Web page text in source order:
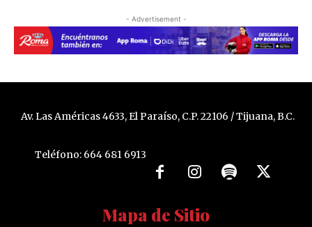
- Advertisement -
Av. Las Américas 4633, El Paraíso, C.P. 22106 / Tijuana, B.C.
Teléfono: 664 681 6913
Mapa de Sitio